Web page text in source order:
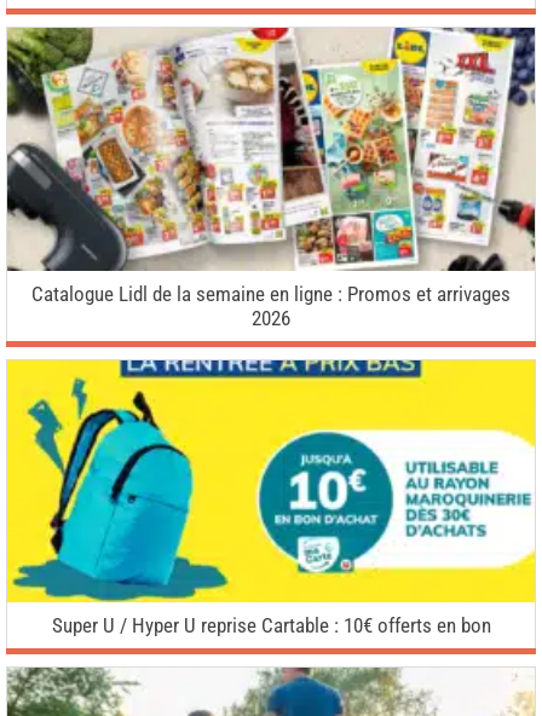
Catalogue Lidl de la semaine en ligne : Promos et arrivages
2026
Super U / Hyper U reprise Cartable : 10€ offerts en bon